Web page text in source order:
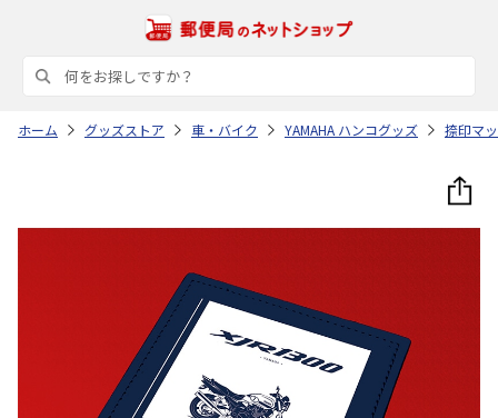
ホーム グッズストア 車・バイク YAMAHA ハンコグッズ 捺印マ